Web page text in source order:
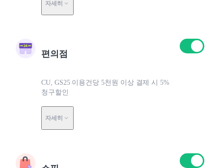
자세히
편의점
CU, GS25 이용건당 5천원 이상 결제 시 5%
청구할인
자세히